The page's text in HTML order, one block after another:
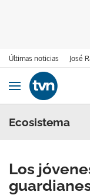
Últimas noticias José
Ir al contenido
Obrir navegació
Ecosistema
Los